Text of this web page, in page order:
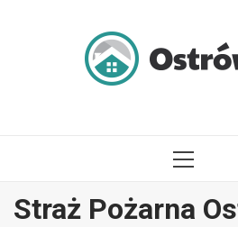
PRIMARY
Straż Pożarna